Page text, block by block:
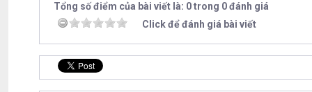
Tổng số điểm của bài viết là: 0 trong 0 đánh giá
Click để đánh giá bài viết